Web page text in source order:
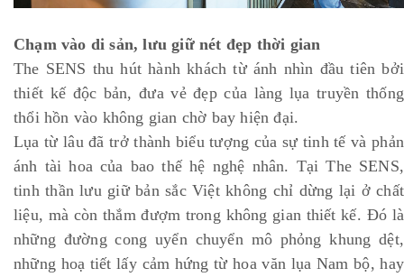
Chạm vào di sản, lưu giữ nét đẹp thời gian
The SENS thu hút hành khách từ ánh nhìn đầu tiên bởi
thiết kế độc bản, đưa vẻ đẹp của làng lụa truyền thống
thổi hồn vào không gian chờ bay hiện đại.
Lụa từ lâu đã trở thành biểu tượng của sự tinh tế và phản
ánh tài hoa của bao thế hệ nghệ nhân. Tại The SENS,
tinh thần lưu giữ bản sắc Việt không chỉ dừng lại ở chất
liệu, mà còn thắm đượm trong không gian thiết kế. Đó là
những đường cong uyển chuyển mô phỏng khung dệt,
những hoạ tiết lấy cảm hứng từ hoa văn lụa Nam bộ, hay